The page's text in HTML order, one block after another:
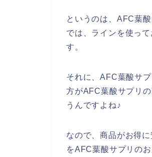
というのは、AFC葉
では、ラインを使っ
す。
それに、AFC葉酸サ
方がAFC葉酸サプリ
うんですよね♪
なので、商品がお得
をAFC葉酸サプリの